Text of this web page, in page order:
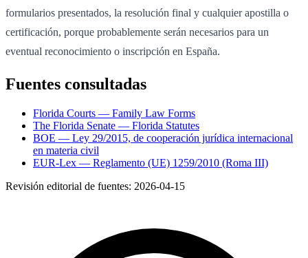
formularios presentados, la resolución final y cualquier apostilla o
certificación, porque probablemente serán necesarios para un
eventual reconocimiento o inscripción en España.
Fuentes consultadas
Florida Courts — Family Law Forms
The Florida Senate — Florida Statutes
BOE — Ley 29/2015, de cooperación jurídica internacional
en materia civil
EUR-Lex — Reglamento (UE) 1259/2010 (Roma III)
Revisión editorial de fuentes: 2026-04-15